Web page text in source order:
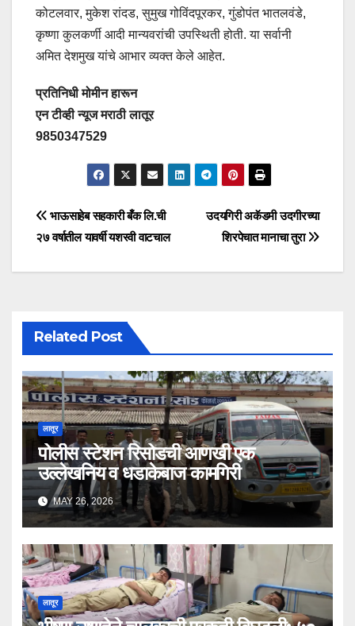
कोटलवार, मुकेश रांदड, सुमुख गोविंदपूरकर, गुंडोपंत भातलवंडे,
कृष्णा कुलकर्णी आदी मान्यवरांची उपस्थिती होती. या सर्वानी
अमित देशमुख यांचे आभार व्यक्त केले आहेत.
प्रतिनिधी मोमीन हारून
एन टीव्ही न्यूज मराठी लातूर
9850347529
उदयगिरी अकॅडमी उदगीरच्या
शिरपेचात मानाचा तुरा
भाऊसाहेब सहकारी बँक लि.ची
२७ वर्षातील यावर्षी यशस्वी वाटचाल
Related Post
लातूर
पोलीस स्टेशन रिसोडची आणखी एक
उल्लेखनिय व धडाकेबाज कामगिरी
MAY 26, 2026
लातूर